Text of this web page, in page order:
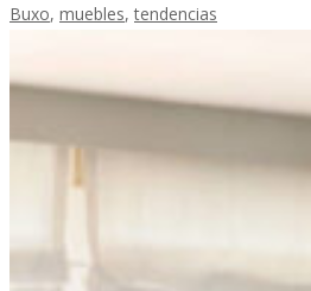
Buxo, muebles,tendencias